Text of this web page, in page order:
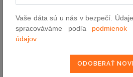
11.1.2017
Ďalšie interné povýšenie
Partners: novými
Vaše dáta sú u nás v bezpečí.
spracováváme podľa podmienok
údajov